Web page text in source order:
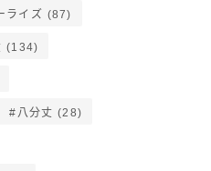
ライズ (87)
(134)
八分丈 (28)